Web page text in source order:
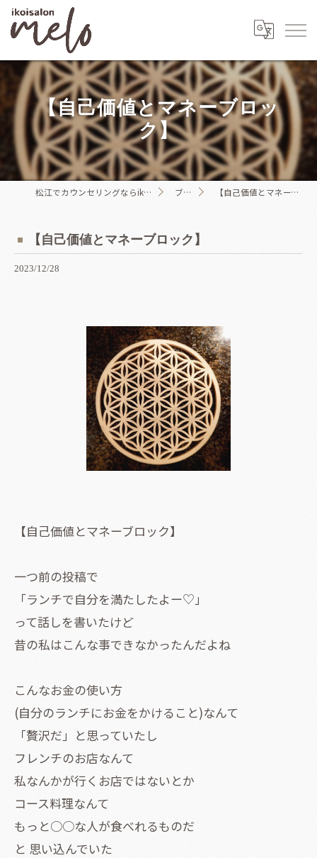
【自己価値とマネーブロッ
ク】
松江でカウンセリングならikoisalon melo ブログ 【自己価値とマネーブロック】
【自己価値とマネーブロック】
2023/12/28
【自己価値とマネーブロック】
一つ前の投稿で
「ランチで自分を満たしたよー♡」
って話しを書いたけど
昔の私はこんな事できなかったんだよね
こんなお金の使い方
(自分のランチにお金をかけること)なんて
「贅沢だ」と思っていたし
フレンチのお店なんて
私なんかが行くお店ではないとか
コース料理なんて
もっと○○な人が食べれるものだ
と 思い込んでいた